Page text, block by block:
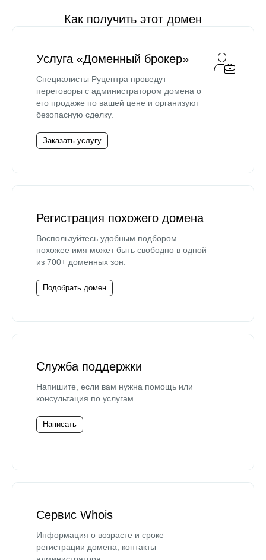
Как получить этот домен
Услуга «Доменный брокер»
Специалисты Руцентра проведут
переговоры с администратором домена о
его продаже по вашей цене и организуют
безопасную сделку.
Заказать услугу
Регистрация похожего домена
Воспользуйтесь удобным подбором —
похожее имя может быть свободно в одной
из 700+ доменных зон.
Подобрать домен
Служба поддержки
Напишите, если вам нужна помощь или
консультация по услугам.
Написать
Сервис Whois
Информация о возрасте и сроке
регистрации домена, контакты